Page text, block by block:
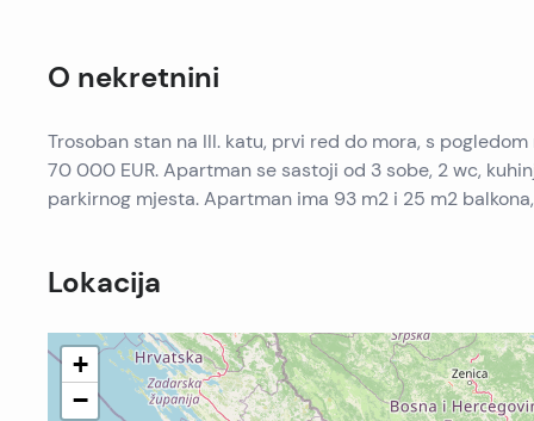
O nekretnini
Trosoban stan na III. katu, prvi red do mora, s
70 000 EUR. Apartman se sastoji od 3 sobe, 2 wc,
parkirnog mjesta. Apartman ima 93 m2 i 25 m2
Lokacija
+
−